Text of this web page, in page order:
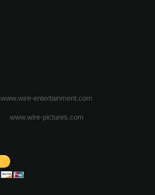
www.wire-entertainment.com
www.wire-pictures.com